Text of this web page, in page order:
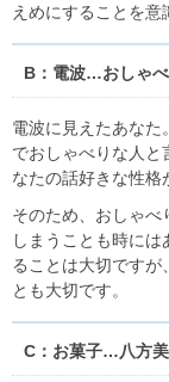
えめにすることを意
B：電波…おしゃべ
電波に見えたあなた
でおしゃべりな人と
なたの話好きな性格
そのため、おしゃべ
しまうことも時には
ることは大切ですが
とも大切です。
C：お菓子…八方